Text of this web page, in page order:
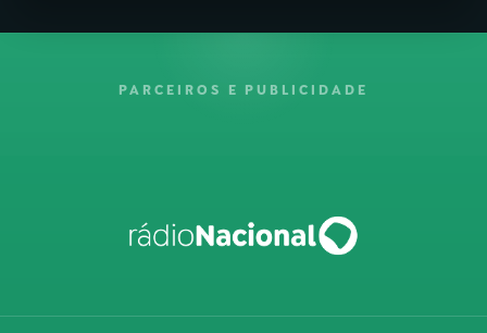
PARCEIROS E PUBLICIDADE